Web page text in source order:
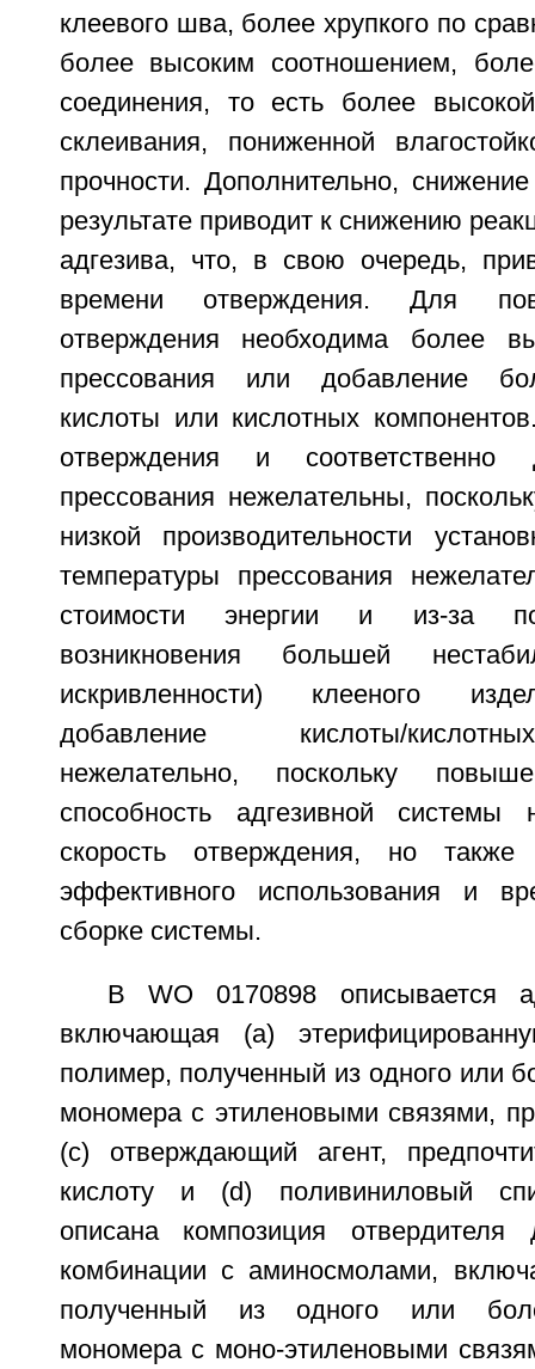
клеевого шва, более хрупкого по
более высоким соотношением,
соединения, то есть более
склеивания, пониженной
прочности. Дополнительно,
результате приводит к снижению
адгезива, что, в свою очередь,
времени отверждения. Для
отверждения необходима более
прессования или добавление
кислоты или кислотных
отверждения и соответственно
прессования нежелательны,
низкой производительности
температуры прессования
стоимости энергии и из-за
возникновения большей
искривленности) клееного
добавление кислоты/
нежелательно, поскольку
способность адгезивной системы
скорость отверждения, но
эффективного использования и
сборке системы.
В WO 0170898 описывается
включающая (a)
полимер, полученный из одного или
мономера с этиленовыми связями,
(c) отверждающий агент,
кислоту и (d) поливиниловый
описана композиция
комбинации с аминосмолами,
полученный из одного или
мономера с моно-этиленовыми